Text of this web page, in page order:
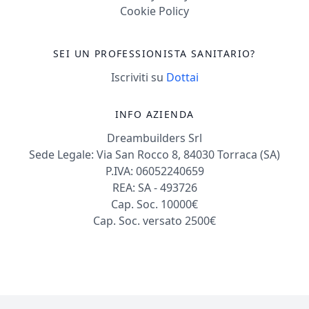
Cookie Policy
SEI UN PROFESSIONISTA SANITARIO?
Iscriviti su Dottai
INFO AZIENDA
Dreambuilders Srl
Sede Legale: Via San Rocco 8, 84030 Torraca (SA)
P.IVA: 06052240659
REA: SA - 493726
Cap. Soc. 10000€
Cap. Soc. versato 2500€